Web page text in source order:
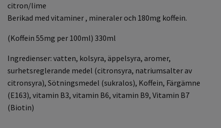
citron/lime
Berikad med vitaminer , mineraler och 180mg koffein.
(Koffein 55mg per 100ml) 330ml
Ingredienser: vatten, kolsyra, äppelsyra, aromer,
surhetsreglerande medel (citronsyra, natriumsalter av
citronsyra), Sötningsmedel (sukralos), Koffein, Färgämne
(E163), vitamin B3, vitamin B6, vitamin B9, Vitamin B7
(Biotin)